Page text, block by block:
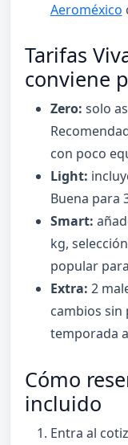
Aeroméxico
Tarifas
conviene
Zero: solo
con poco
Light:
Buena para
Smart:
kg,
popular
Extra: 2
cambios sin
temporada
Cómo
incluido
Entra al